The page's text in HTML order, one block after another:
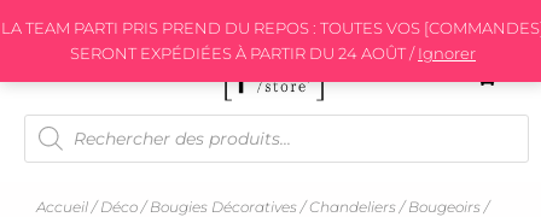
LA TEAM PARTI PRIS PREND DU REPOS : TOUTES VOS
SERONT EXPÉDIÉES À PARTIR DU 24 AOÛT / Ignorer
au
Recherche
de
produits
Accueil /Déco /Bougies Décoratives / Chandeliers / Bougeoirs /